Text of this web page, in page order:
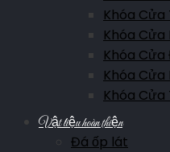
Khóa Cửa
Khóa Cửa
Khóa Cửa
Khóa Cửa
Khóa Cửa
Vật liệu hoàn thiện
Đá ốp lát